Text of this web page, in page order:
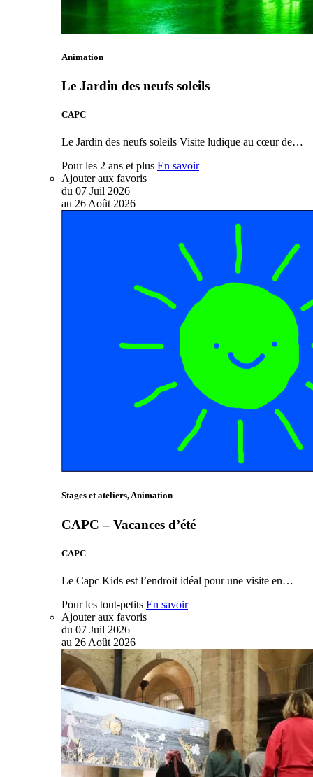
Animation
Le Jardin des neufs soleils
CAPC
Le Jardin des neufs soleils Visite ludique au cœur de…
Pour les 2 ans et plus En savoir
Ajouter aux favoris
du 07 Juil 2026
au 26 Août 2026
Stages et ateliers, Animation
CAPC – Vacances d’été
CAPC
Le Capc Kids est l’endroit idéal pour une visite en…
Pour les tout-petits En savoir
Ajouter aux favoris
du 07 Juil 2026
au 26 Août 2026